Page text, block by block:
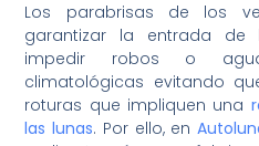
Los parabrisas de los
garantizar la entrada de
impedir robos o
climatológicas evitando
roturas que impliquen una
las lunas. Por ello, en